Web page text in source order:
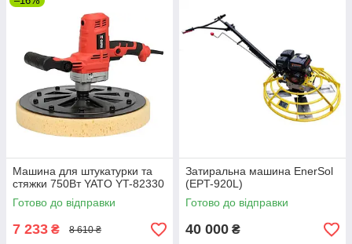
Машина для штукатурки та
стяжки 750Вт YATO YT-82330
Готово до відправки
7 233 ₴ 8 610 ₴
Затиральна машина EnerSol
(EPT-920L)
Готово до відправки
40 000 ₴